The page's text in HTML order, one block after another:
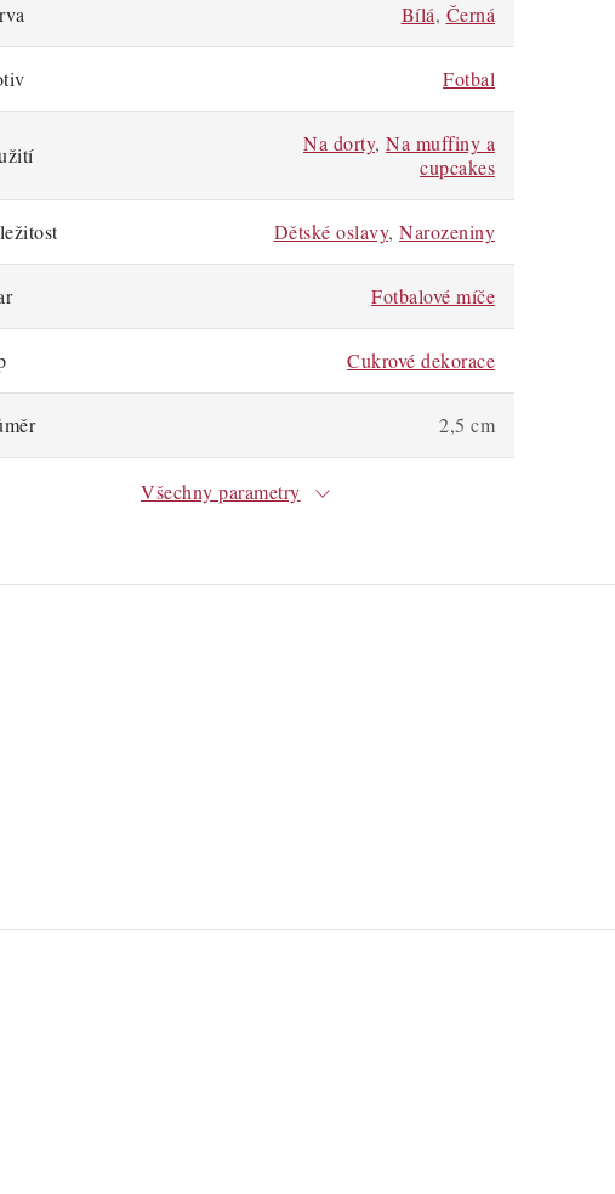
Bílá, Černá
Fotbal
Na dorty, Na muffiny a
cupcakes
Dětské oslavy, Narozeniny
Fotbalové míče
Cukrové dekorace
2,5 cm
Všechny parametry